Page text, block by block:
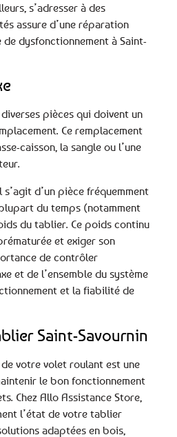
s’adresser à des
assure d’une réparation
dysfonctionnement à Saint-
pièces qui doivent un
Ce remplacement
caisson, la sangle ou l’une
s’agit d’un pièce fréquemment
du temps (notamment
du tablier. Ce poids continu
et exiger son
de contrôler
et de l’ensemble du système
et la fiabilité de
Saint-Savournin
votre volet roulant est une
le bon fonctionnement
Chez Allo Assistance Store,
l’état de votre tablier
adaptées en bois,